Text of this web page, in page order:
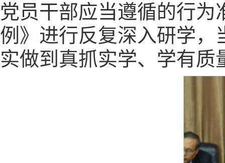
党员干部应当遵循的行
例》进行反复深入研学，
实做到真抓实学、学有质